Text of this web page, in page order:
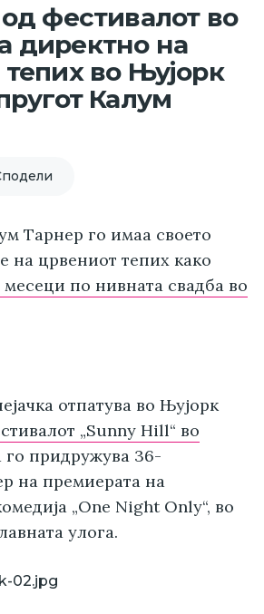
фестивалот во
директно на
во Њујорк
Калум
Тарнер го имаа своето
на црвениот тепих како
месеци по нивната свадба во
отпатува во Њујорк
„Sunny Hill“ во
го придружува 36-
на премиерата на
„One Night Only“, во
улога.